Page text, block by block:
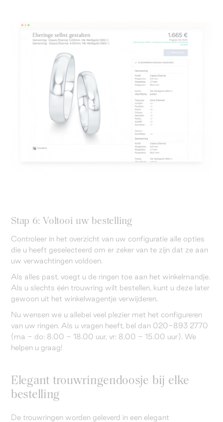
Stap 6: Voltooi uw bestelling
Controleer in het overzicht van uw configuratie alle opties
die u heeft geselecteerd om er zeker van te zijn dat ze aan
uw verwachtingen voldoen.
Als alles past, voegt u de ringen toe aan het winkelmandje.
Als u slechts één trouwring wilt bestellen, kunt u deze later
gewoon uit het winkelwagentje verwijderen.
Nu wensen we u allebei veel plezier met het configureren
van uw ringen. Als u vragen heeft, bel dan 020-893 2770
(ma - do: 8.00 - 18.00 uur, vr: 8.00 - 15.00 uur). We
helpen u graag!
Elegant trouwringendoosje bij elke
bestelling
De trouwringen worden geleverd in een elegant